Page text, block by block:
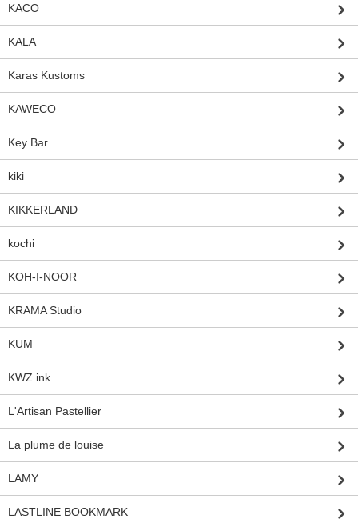
KACO
KALA
Karas Kustoms
KAWECO
Key Bar
kiki
KIKKERLAND
kochi
KOH-I-NOOR
KRAMA Studio
KUM
KWZ ink
L'Artisan Pastellier
La plume de louise
LAMY
LASTLINE BOOKMARK